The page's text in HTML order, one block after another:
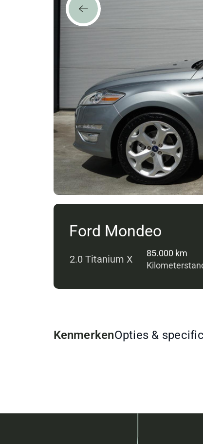
Ford Mondeo
2.0 Titanium X
85.000 km
KenmerkenOpties &